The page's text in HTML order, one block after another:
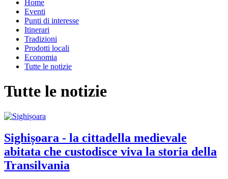
Home
Eventi
Punti di interesse
Itinerari
Tradizioni
Prodotti locali
Economia
Tutte le notizie
Tutte le notizie
Sighișoara - la cittadella medievale
abitata che custodisce viva la storia della
Transilvania